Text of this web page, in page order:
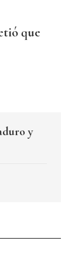
que
y